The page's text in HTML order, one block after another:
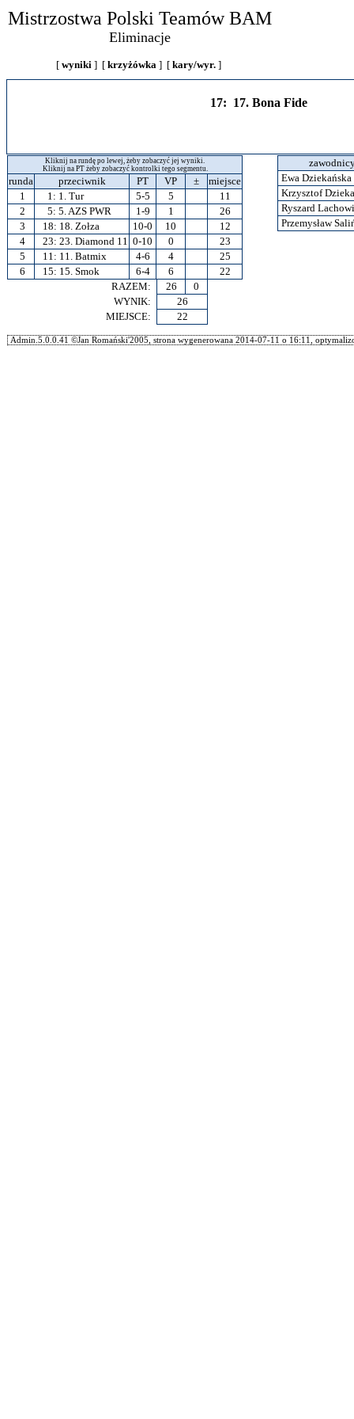
Mistrzostwa Polski Teamów BAM
Eliminacje
[ wyniki ] [ krzyżówka ] [ kary/wyr. ]
17: 17. Bona Fide
Kliknij na rundę po lewej, żeby zobaczyć jej wyniki.
Kliknij na PT żeby zobaczyć kontrolki tego segmentu.
runda przeciwnik PT VP ±
miejsce
1
1: 1. Tur 5-5 5
11
2
5: 5. AZS PWR 1-9 1
26
3
18: 18. Zołza 10-0 10
12
4
23: 23. Diamond 11 0-10 0
23
5
11: 11. Batmix 4-6 4
25
6
15: 15. Smok 6-4 6
22
RAZEM:
26
0
WYNIK:
26
MIEJSCE:
22
Ewa Dziekańska
Krzysztof
Ryszard
Przemysław
Admin.5.0.0.41 ©Jan Romański'2005, strona wygenerowana 2014-07-11 o 16:11,